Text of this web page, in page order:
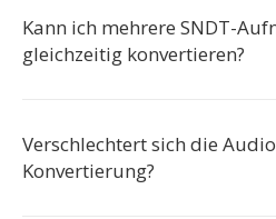
Kann ich mehrere SNDT-
gleichzeitig konvertieren?
Verschlechtert sich die
Konvertierung?